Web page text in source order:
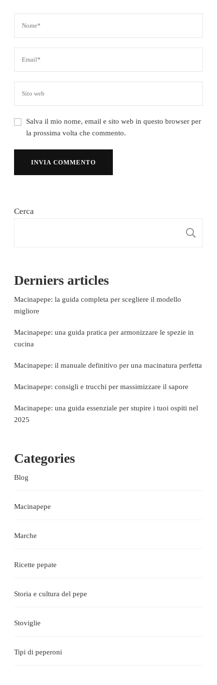
Salva il mio nome, email e sito web in questo browser per
la prossima volta che commento.
Cerca
Derniers articles
Macinapepe: la guida completa per scegliere il modello
migliore
Macinapepe: una guida pratica per armonizzare le spezie in
cucina
Macinapepe: il manuale definitivo per una macinatura perfetta
Macinapepe: consigli e trucchi per massimizzare il sapore
Macinapepe: una guida essenziale per stupire i tuoi ospiti nel
2025
Categories
Blog
Macinapepe
Marche
Ricette pepate
Storia e cultura del pepe
Stoviglie
Tipi di peperoni